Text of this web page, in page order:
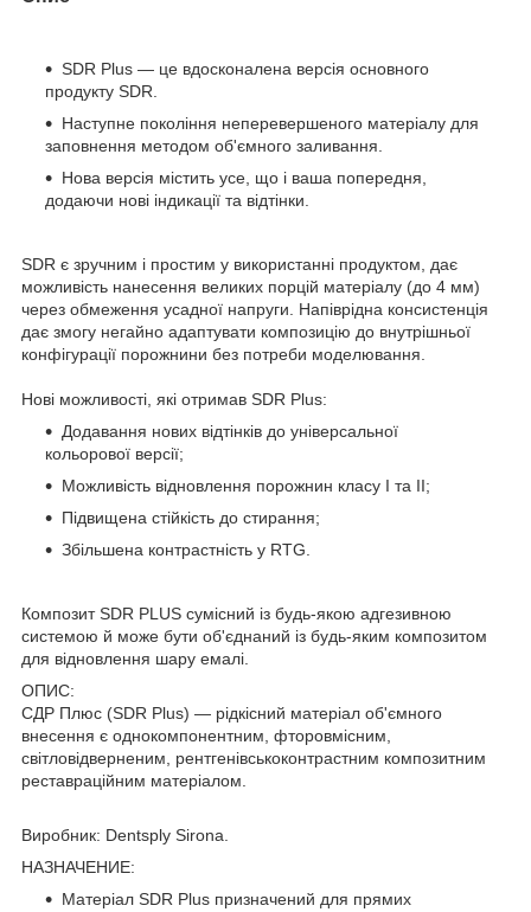
SDR Plus — це вдосконалена версія основного
продукту SDR.
Наступне покоління неперевершеного матеріалу для
заповнення методом об'ємного заливання.
Нова версія містить усе, що і ваша попередня,
додаючи нові індикації та відтінки.
SDR є зручним і простим у використанні продуктом, дає
можливість нанесення великих порцій матеріалу (до 4 мм)
через обмеження усадної напруги. Напіврідна консистенція
дає змогу негайно адаптувати композицію до внутрішньої
конфігурації порожнини без потреби моделювання.
Нові можливості, які отримав SDR Plus:
Додавання нових відтінків до універсальної
кольорової версії;
Можливість відновлення порожнин класу I та II;
Підвищена стійкість до стирання;
Збільшена контрастність у RTG.
Композит SDR PLUS сумісний із будь-якою адгезивною
системою й може бути об'єднаний із будь-яким композитом
для відновлення шару емалі.
ОПИС:
СДР Плюс (SDR Plus) — рідкісний матеріал об'ємного
внесення є однокомпонентним, фторовмісним,
світловідверненим, рентгенівськоконтрастним композитним
реставраційним матеріалом.
Виробник: Dentsply Sirona.
НАЗНАЧЕНИЕ:
Матеріал SDR Plus призначений для прямих